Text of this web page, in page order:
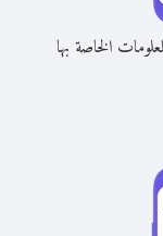
الخاصة بها